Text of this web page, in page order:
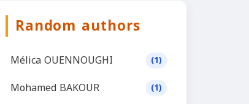
Random authors
Mélica OUENNOUGHI (1)
Mohamed BAKOUR (1)